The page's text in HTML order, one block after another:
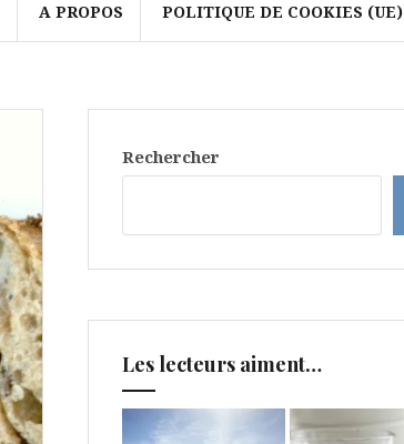
A PROPOS POLITIQUE DE COOKIES (UE)
Rechercher
Les lecteurs aiment…